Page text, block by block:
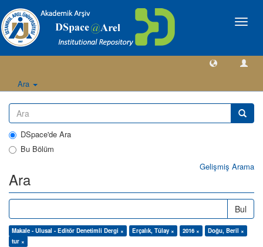
Geçiş
Ara
DSpace'de Ara
Bu Bölüm
Gelişmiş Arama
Ara
Bul
Makale - Ulusal - Editör Denetimli Dergi × Erçalık, Tülay × 2016 ×
Doğu, Beril ×
tur ×